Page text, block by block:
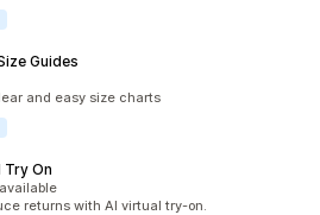
Guides
and easy size charts
Try On
returns with AI virtual try-on.